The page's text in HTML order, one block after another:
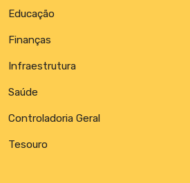
Educação
Finanças
Infraestrutura
Saúde
Controladoria Geral
Tesouro